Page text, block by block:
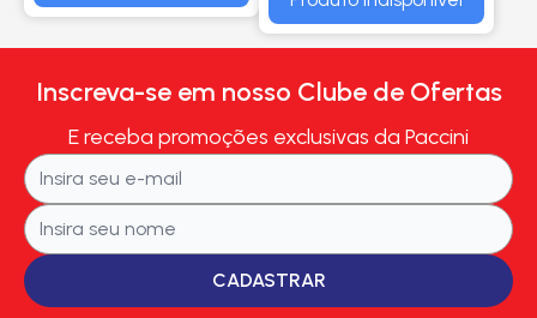
BOSCH
Inscreva-se em nosso Clube de Ofertas
E receba promoções exclusivas da Paccini
CADASTRAR